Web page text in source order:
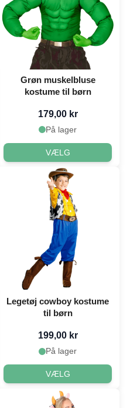
Grøn muskelbluse
kostume til børn
179,00 kr
På lager
VÆLG
Legetøj cowboy kostume
til børn
199,00 kr
På lager
VÆLG